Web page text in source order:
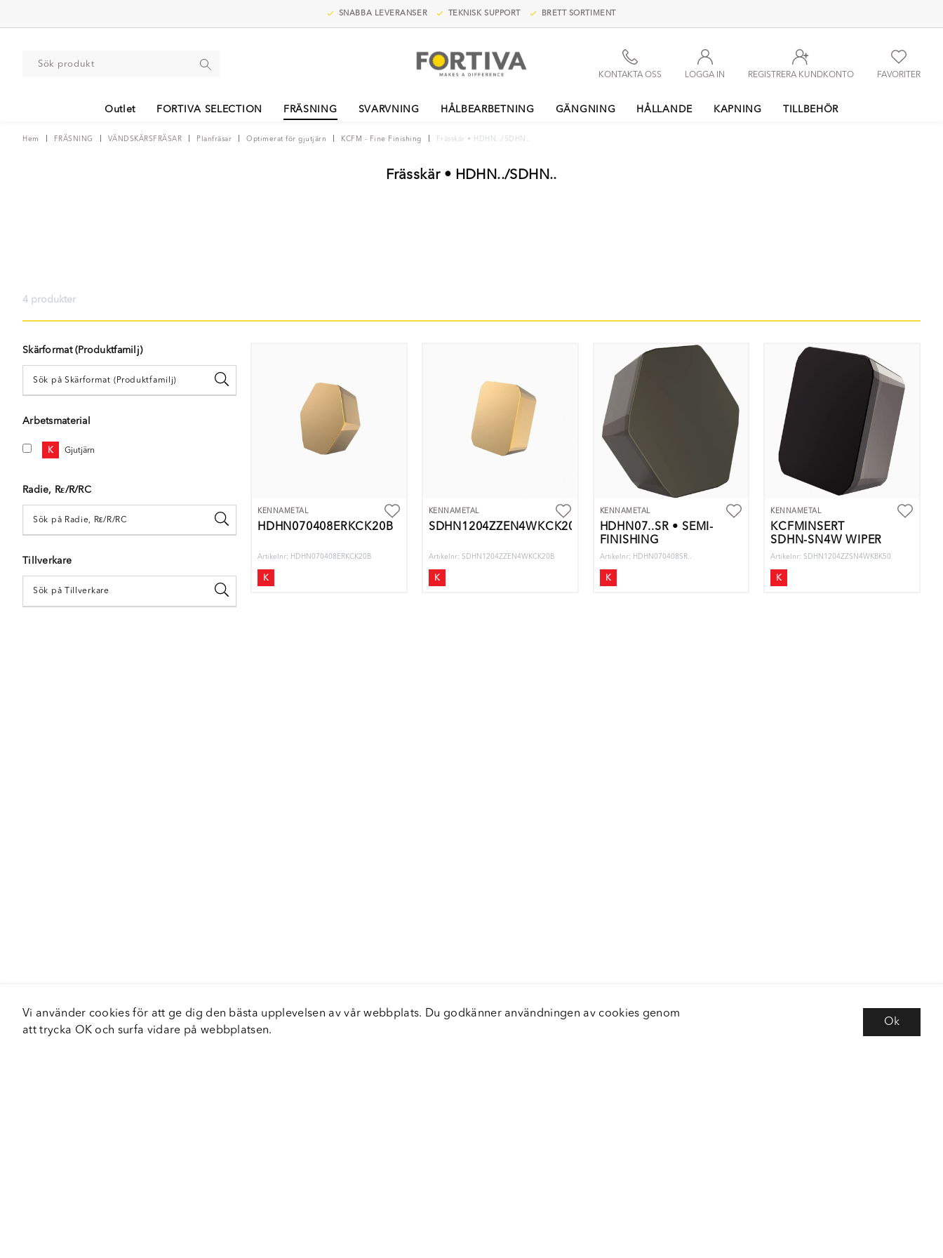
SNABBA LEVERANSER TEKNISK SUPPORT BRETT SORTIMENT
FAVORITER
REGISTRERA KUNDKONTO
LOGGA IN
KONTAKTA OSS
Outlet FORTIVA SELECTION FRÄSNING SVARVNING HÅLBEARBETNING GÄNGNING HÅLLANDE KAPNING TILLBEHÖR
Hem FRÄSNING VÄNDSKÄRSFRÄSAR Planfräsar Optimerat för gjutjärn KCFM - Fine Finishing Frässkär • HDHN../SDHN..
Frässkär • HDHN../SDHN..
4 produkter
Skärformat (Produktfamilj)
Arbetsmaterial
K Gjutjärn
Radie, Rε/R/RC
Tillverkare
KENNAMETAL
HDHN070408ERKCK20B
Artikelnr: HDHN070408ERKCK20B
K
KENNAMETAL
SDHN1204ZZEN4WKCK20B
Artikelnr: SDHN1204ZZEN4WKCK20B
K
KENNAMETAL
HDHN07..SR • SEMI-
FINISHING
Artikelnr: HDHN070408SR..
K
KENNAMETAL
KCFMINSERT
SDHN-SN4W WIPER
Artikelnr: SDHN1204ZZSN4WKBK50
K
Vi använder cookies för att ge dig den bästa upplevelsen av vår webbplats. Du godkänner användningen av cookies genom
att trycka OK och surfa vidare på webbplatsen.
Ok